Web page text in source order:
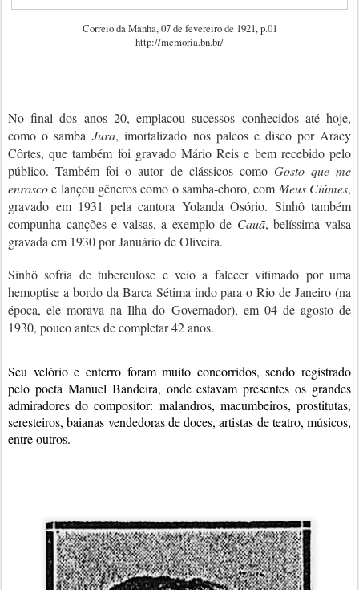
Correio da Manhã, 07 de fevereiro de 1921, p.01
http://memoria.bn.br/
No final dos anos 20, emplacou sucessos conhecidos até hoje,
como o sambaJura, imortalizado nos palcos e disco por Aracy
Côrtes, que também foi gravado Mário Reis e bem recebido pelo
público. Também foi o autor de clássicos como Gosto que me
enroscoe lançou gêneros como o samba-choro, com Meus Ciúmes,
gravado em 1931 pela cantora Yolanda Osório. Sinhô também
compunha canções e valsas, a exemplo de Cauã, belíssima valsa
gravada em 1930 por Januário de Oliveira.
Sinhô sofria de tuberculose e veio a falecer vitimado por uma
hemoptise a bordo da Barca Sétima indo para o Rio de Janeiro (na
época, ele morava na Ilha do Governador), em 04 de agosto de
1930, pouco antes de completar 42 anos.
Seu velório e enterro foram muito concorridos, sendo registrado
pelo poeta Manuel Bandeira, onde estavam presentes os grandes
admiradores do compositor: malandros, macumbeiros, prostitutas,
seresteiros, baianas vendedoras de doces, artistas de teatro, músicos,
entre outros.